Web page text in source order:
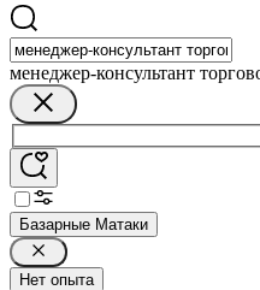
менеджер-консультант
Базарные Матаки
Нет опыта